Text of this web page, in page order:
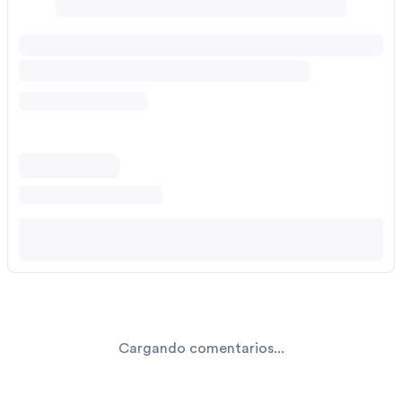
Cargando comentarios...